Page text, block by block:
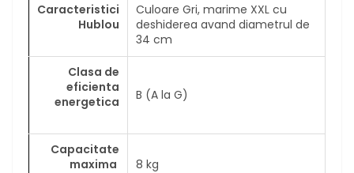
Caracteristici
Hublou
Culoare Gri, marime XXL cu
deshiderea avand diametrul de
34 cm
Clasa de
eficienta
energetica
B (A la G)
Capacitate
maxima
8 kg